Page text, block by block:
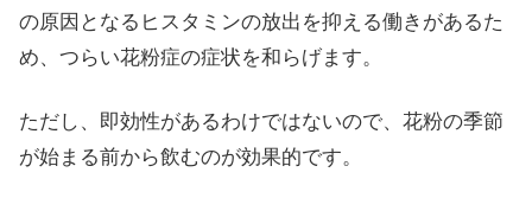
の原因となるヒスタミンの放出を抑える働きがあるた
め、つらい花粉症の症状を和らげます。
ただし、即効性があるわけではないので、花粉の季節
が始まる前から飲むのが効果的です。